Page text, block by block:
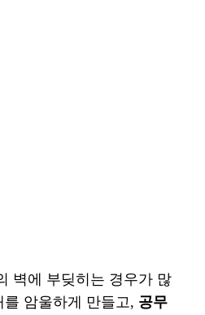
벽에 부딪히는 경우가 많
암울하게 만들고, 공무